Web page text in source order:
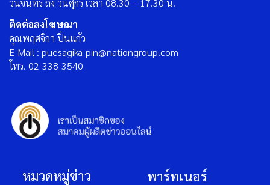
ติดต่อลงโฆษณา
คุณพฤศจิกา ปิ่นแก้ว
E-Mail : puesagika_pin@nationgroup.com
โทร. 02-338-3540
หมวดหมู่ข่าว พาร์ทเนอร์